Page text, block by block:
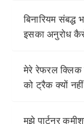
बिनारियम संबद्ध
इसका अनुरोध
मेरे रेफरल क्लिक
को ट्रैक क्यों
मुझे पार्टनर